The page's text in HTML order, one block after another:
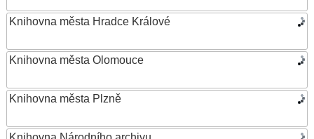
Knihovna města Hradce Králové
Knihovna města Olomouce
Knihovna města Plzně